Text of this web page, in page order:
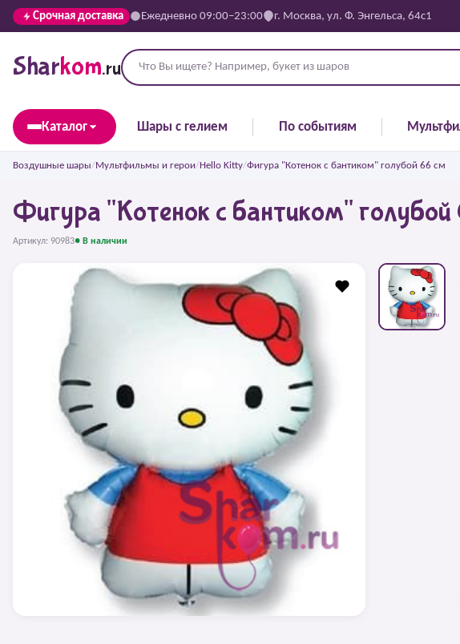
Срочная доставка Ежедневно 09:00–23:00 г. Москва, ул. Ф. Энгельса, 64с1
Sharkom.ru
Каталог Шары с гелием По событиям
Воздушные шары/Мультфильмы и герои/Hello Kitty/Фигура "Котенок с бантиком" голубой 66 см
Фигура "Котенок с бантиком"
Артикул: 90983● В наличии